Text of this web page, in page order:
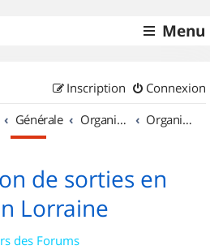
Menu
Connexion
Inscription
Générale Organisation de sorties & Recherche de partenaires Organisation de sorties en région Lorraine
de sorties en
Lorraine
des Forums